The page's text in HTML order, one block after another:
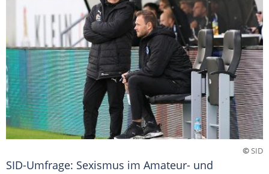
©SID
SID-Umfrage: Sexismus im Amateur- und